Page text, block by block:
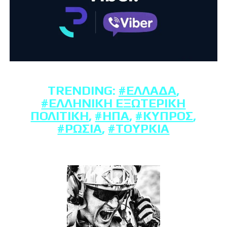
TRENDING: #ΕΛΛΆΔΑ,
#ΕΛΛΗΝΙΚΉ ΕΞΩΤΕΡΙΚΉ
ΠΟΛΙΤΙΚΉ, #ΗΠΑ, #ΚΎΠΡΟΣ,
#ΡΩΣΊΑ, #ΤΟΥΡΚΊΑ